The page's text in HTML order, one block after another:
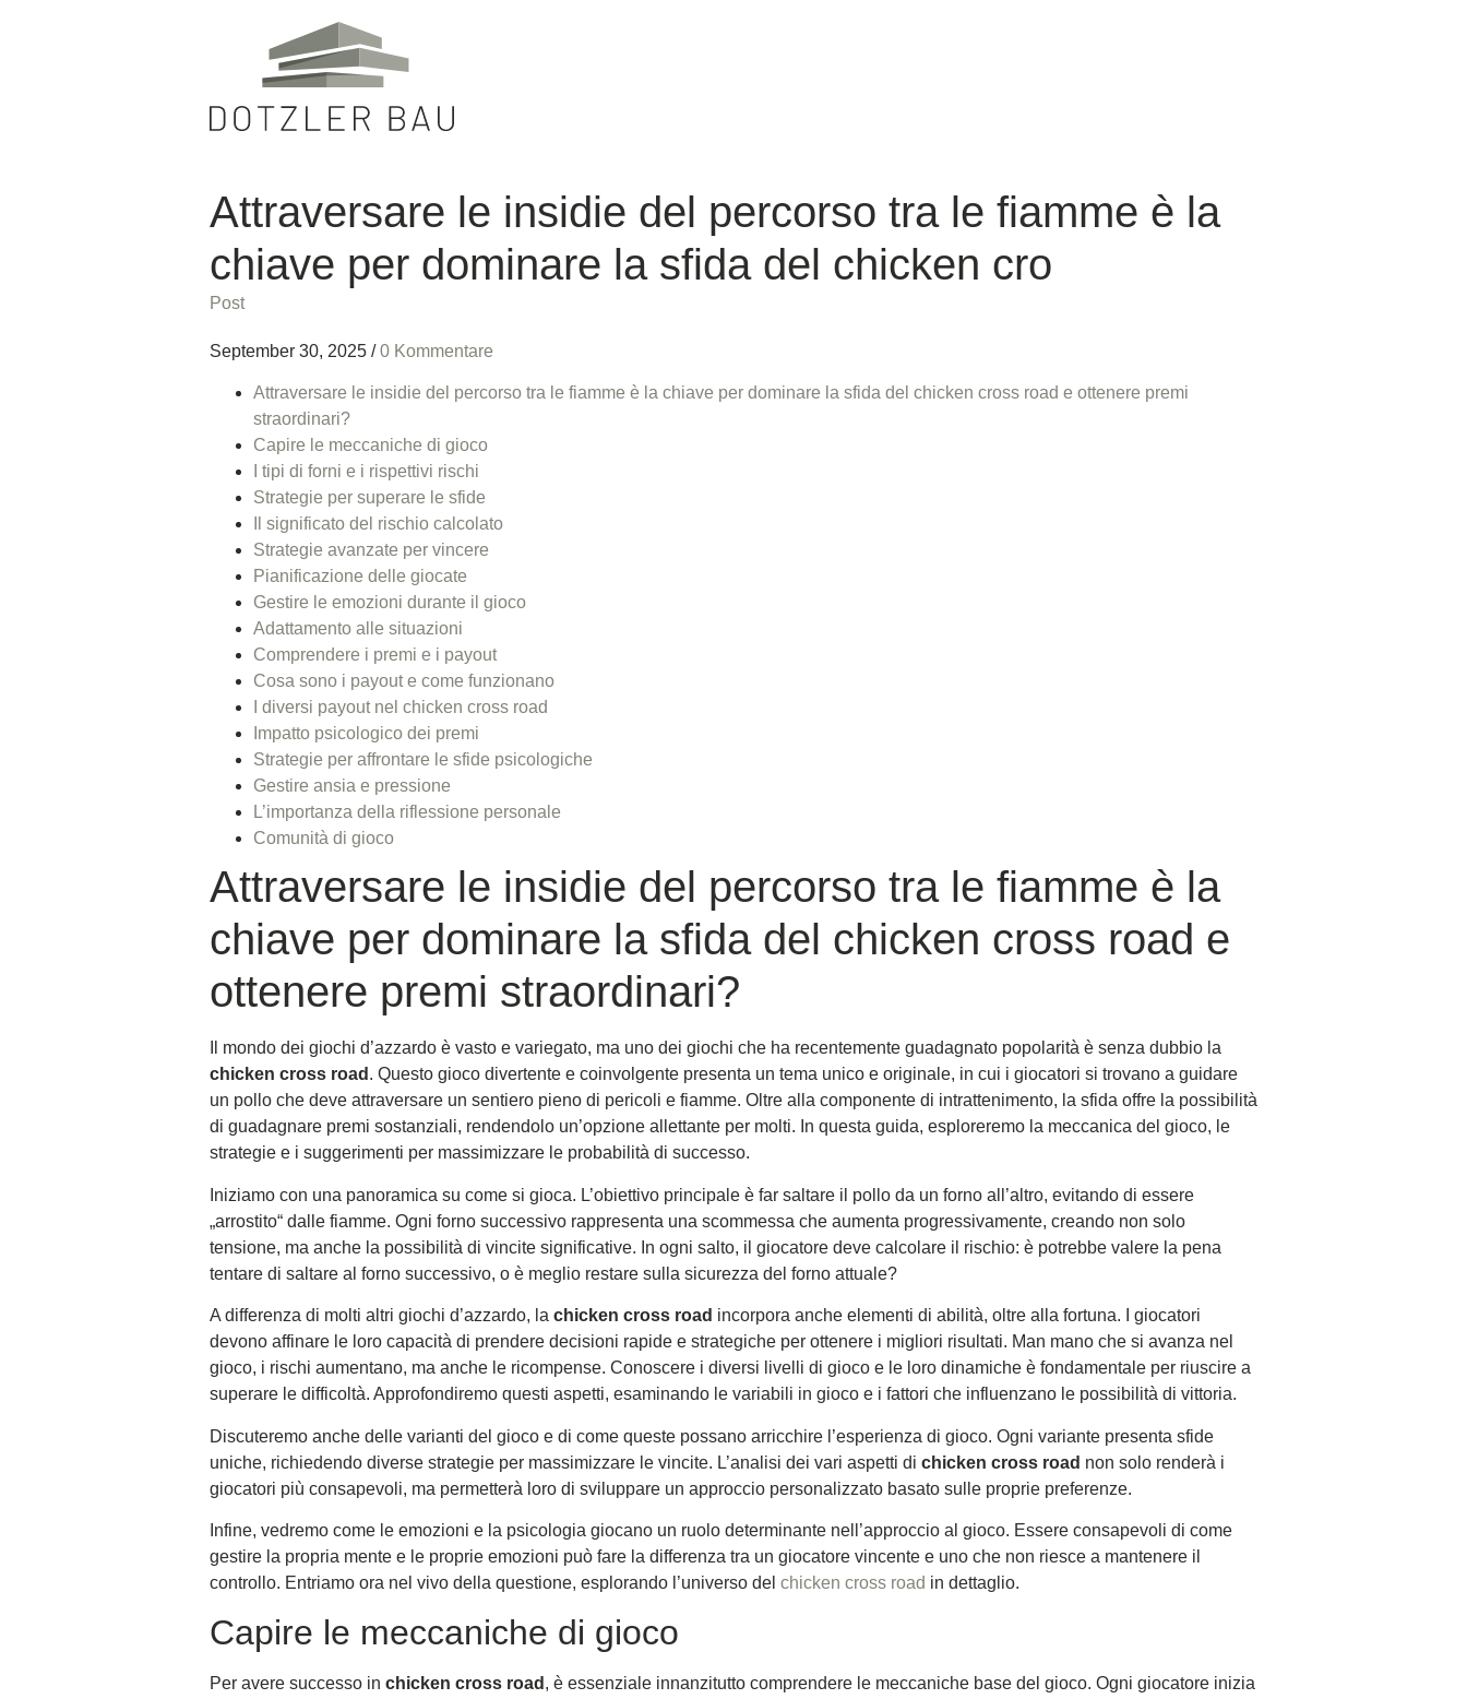
Attraversare le insidie del percorso tra le fiamme è la
chiave per dominare la sfida del chicken cro
Post
September 30, 2025 / 0 Kommentare
Attraversare le insidie del percorso tra le fiamme è la chiave per dominare la sfida del chicken cross road e ottenere premi
straordinari?
Capire le meccaniche di gioco
I tipi di forni e i rispettivi rischi
Strategie per superare le sfide
Il significato del rischio calcolato
Strategie avanzate per vincere
Pianificazione delle giocate
Gestire le emozioni durante il gioco
Adattamento alle situazioni
Comprendere i premi e i payout
Cosa sono i payout e come funzionano
I diversi payout nel chicken cross road
Impatto psicologico dei premi
Strategie per affrontare le sfide psicologiche
Gestire ansia e pressione
L’importanza della riflessione personale
Comunità di gioco
Attraversare le insidie del percorso tra le fiamme è la
chiave per dominare la sfida del chicken cross road e
ottenere premi straordinari?
Il mondo dei giochi d’azzardo è vasto e variegato, ma uno dei giochi che ha recentemente guadagnato popolarità è senza dubbio la
chicken cross road . Questo gioco divertente e coinvolgente presenta un tema unico e originale, in cui i giocatori si trovano a guidare
un pollo che deve attraversare un sentiero pieno di pericoli e fiamme. Oltre alla componente di intrattenimento, la sfida offre la possibilità
di guadagnare premi sostanziali, rendendolo un’opzione allettante per molti. In questa guida, esploreremo la meccanica del gioco, le
strategie e i suggerimenti per massimizzare le probabilità di successo.
Iniziamo con una panoramica su come si gioca. L’obiettivo principale è far saltare il pollo da un forno all’altro, evitando di essere
„arrostito“ dalle fiamme. Ogni forno successivo rappresenta una scommessa che aumenta progressivamente, creando non solo
tensione, ma anche la possibilità di vincite significative. In ogni salto, il giocatore deve calcolare il rischio: è potrebbe valere la pena
tentare di saltare al forno successivo, o è meglio restare sulla sicurezza del forno attuale?
A differenza di molti altri giochi d’azzardo, la chicken cross road incorpora anche elementi di abilità, oltre alla fortuna. I giocatori
devono affinare le loro capacità di prendere decisioni rapide e strategiche per ottenere i migliori risultati. Man mano che si avanza nel
gioco, i rischi aumentano, ma anche le ricompense. Conoscere i diversi livelli di gioco e le loro dinamiche è fondamentale per riuscire a
superare le difficoltà. Approfondiremo questi aspetti, esaminando le variabili in gioco e i fattori che influenzano le possibilità di vittoria.
Discuteremo anche delle varianti del gioco e di come queste possano arricchire l’esperienza di gioco. Ogni variante presenta sfide
uniche, richiedendo diverse strategie per massimizzare le vincite. L’analisi dei vari aspetti di chicken cross road non solo renderà i
giocatori più consapevoli, ma permetterà loro di sviluppare un approccio personalizzato basato sulle proprie preferenze.
Infine, vedremo come le emozioni e la psicologia giocano un ruolo determinante nell’approccio al gioco. Essere consapevoli di come
gestire la propria mente e le proprie emozioni può fare la differenza tra un giocatore vincente e uno che non riesce a mantenere il
controllo. Entriamo ora nel vivo della questione, esplorando l’universo del chicken cross road in dettaglio.
Capire le meccaniche di gioco
Per avere successo in chicken cross road , è essenziale innanzitutto comprendere le meccaniche base del gioco. Ogni giocatore inizia